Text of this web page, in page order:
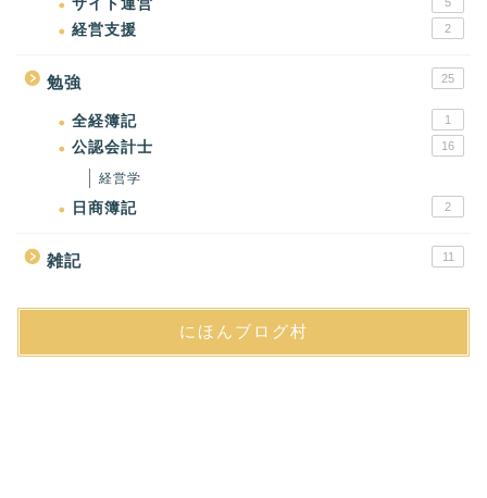
サイト運営
経営支援 2
勉強 25
全経簿記 1
公認会計士 16
経営学
日商簿記 2
雑記 11
にほんブログ村